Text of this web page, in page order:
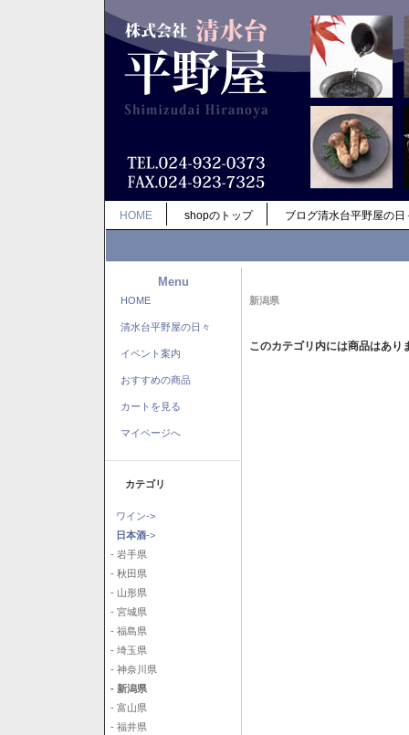
HOME shopのトップ ブログ清水台平野屋の日
Menu
HOME
清水台平野屋の日々
イベント案内
おすすめの商品
カートを見る
マイページへ
カテゴリ
ワイン->
日本酒->
- 岩手県
- 秋田県
- 山形県
- 宮城県
- 福島県
- 埼玉県
- 神奈川県
- 新潟県
- 富山県
- 福井県
新潟県
このカテゴリ内には商品はあり